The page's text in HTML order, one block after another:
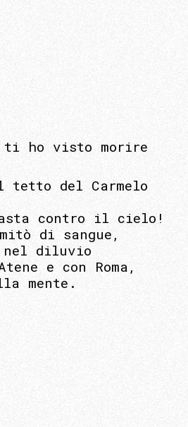
ti ho visto morire
del Carmelo
contro il cielo!
di sangue,
nel diluvio
e con Roma,
mente.